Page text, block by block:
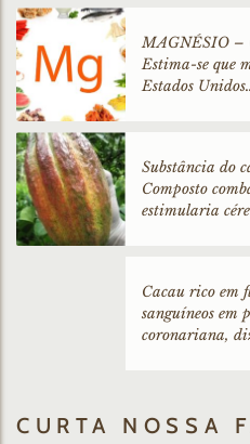
MAGNÉSIO –
Estima-se que
Estados
Substância do
Composto
estimularia
Cacau rico em
sanguíneos em
coronariana,
CURTA NOSSA